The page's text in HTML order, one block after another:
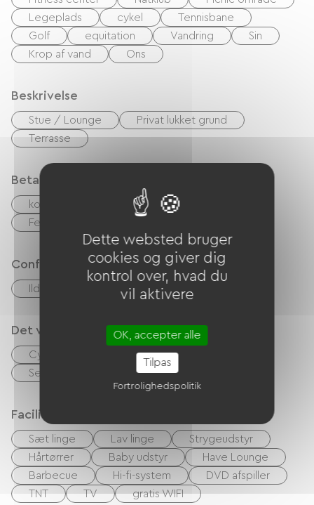
udlejningsboligens anlagte have. Efter disse
dage fulde af aktiviteter og opdagelser vil spaen
(7 til 9 personer) give dig ro og afslapning.
Legeplads
cykel
Tennisbane
Golf
equitation Vandring
Sin
Krop af vand
Ons
Beskrivelse
Stue / Lounge
Privat lukket grund
Terrasse
Betalingsmåder
kontrol
Kontanter
Feriekuponer (ANCV)
Confort
Ildsted
Det vi er gode til
Cykel lån
Rengøring med tillæg
Sengelinned og håndklæder inkluderet
Faciliteter
Sæt linge Lav linge
Strygeudstyr
Hårtørrer
Baby udstyr
Have Lounge
Barbecue
Hi-fi-system
DVD afspiller
TNT
TV gratis WIFI
Dette websted bruger
cookies og giver dig
kontrol over, hvad du
vil aktivere
OK, accepter alle
Tilpas
Fortrolighedspolitik